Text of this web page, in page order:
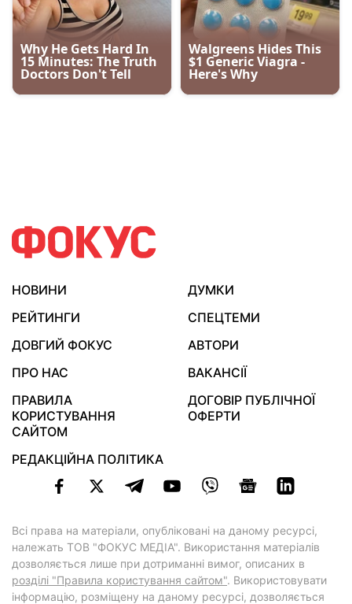
НОВИНИ
ДУМКИ
РЕЙТИНГИ
СПЕЦТЕМИ
ДОВГИЙ ФОКУС
АВТОРИ
ПРО НАС
ВАКАНСІЇ
ПРАВИЛА
КОРИСТУВАННЯ
САЙТОМ
ДОГОВІР ПУБЛІЧНОЇ
ОФЕРТИ
РЕДАКЦІЙНА ПОЛІТИКА
Всі права на матеріали, опубліковані на даному ресурсі,
належать ТОВ "ФОКУС МЕДІА". Використання матеріалів
дозволяється лише при дотриманні вимог, описаних в
розділі "Правила користування сайтом". Використовувати
інформацію, розміщену на даному ресурсі, дозволяється